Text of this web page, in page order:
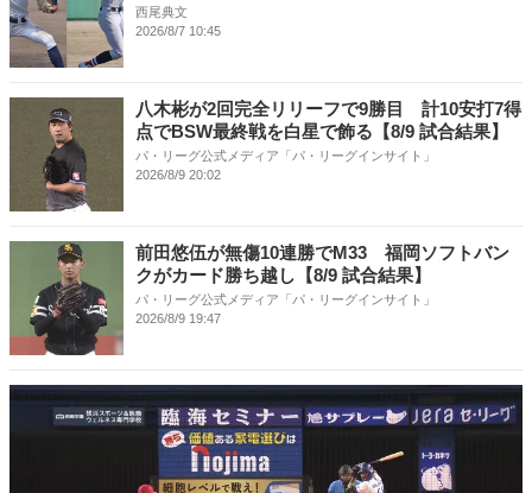
西尾典文
2026/8/7 10:45
八木彬が2回完全リリーフで9勝目 計10安打7得
点でBSW最終戦を白星で飾る【8/9 試合結果】
パ・リーグ公式メディア「パ・リーグインサイト」
2026/8/9 20:02
前田悠伍が無傷10連勝でM33 福岡ソフトバン
クがカード勝ち越し【8/9 試合結果】
パ・リーグ公式メディア「パ・リーグインサイト」
2026/8/9 19:47